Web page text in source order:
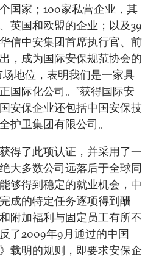
国家；100家私营企业，其
英国和欧盟的企业；以及39
信中安集团首席执行官、前
，成为国际安保规范协会的
地位，表明我们是一家具
国际化公司。”获得国际安
安保企业还包括中国安保技
护卫集团有限公司。
得了此项认证，并采用了一
大多数公司远落后于全球同
够得到稳定的就业机会，中
成的特定任务逐项得到酬
附加福利与固定员工有所不
了2009年9月通过的中国
载明的规则，即要求安保企